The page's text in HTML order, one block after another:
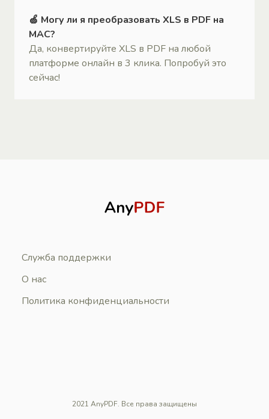
🍏 Могу ли я преобразовать XLS в PDF на
MAC?
Да, конвертируйте XLS в PDF на любой
платформе онлайн в 3 клика. Попробуй это
сейчас!
Служба поддержки
О нас
Политика конфиденциальности
2021 AnyPDF. Все права защищены